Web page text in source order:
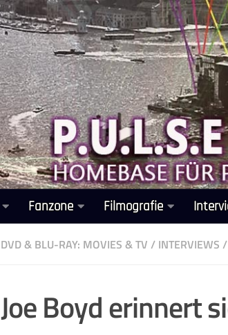
Fanzone Filmografie
DVD & BLU-RAY: MOVIES & TV / INTERVIEWS /
Joe Boyd erinnert